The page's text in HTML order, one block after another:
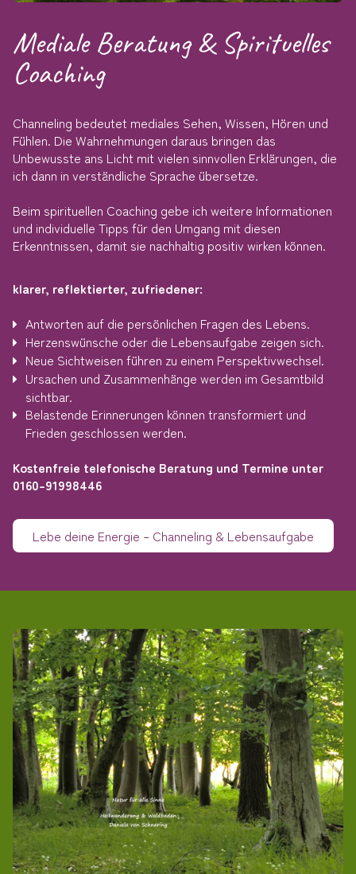
Mediale Beratung & Spirituelles
Coaching
Channeling bedeutet mediales Sehen, Wissen, Hören und
Fühlen. Die Wahrnehmungen daraus bringen das
Unbewusste ans Licht mit vielen sinnvollen Erklärungen, die
ich dann in verständliche Sprache übersetze.
Beim spirituellen Coaching gebe ich weitere Informationen
und individuelle Tipps für den Umgang mit diesen
Erkenntnissen, damit sie nachhaltig positiv wirken können.
klarer, reflektierter, zufriedener:
Antworten auf die persönlichen Fragen des Lebens.
Herzenswünsche oder die Lebensaufgabe zeigen sich.
Neue Sichtweisen führen zu einem Perspektivwechsel.
Ursachen und Zusammenhänge werden im Gesamtbild
sichtbar.
Belastende Erinnerungen können transformiert und
Frieden geschlossen werden.
Kostenfreie telefonische Beratung und Termine unter
0160-91998446
Lebe deine Energie – Channeling & Lebensaufgabe